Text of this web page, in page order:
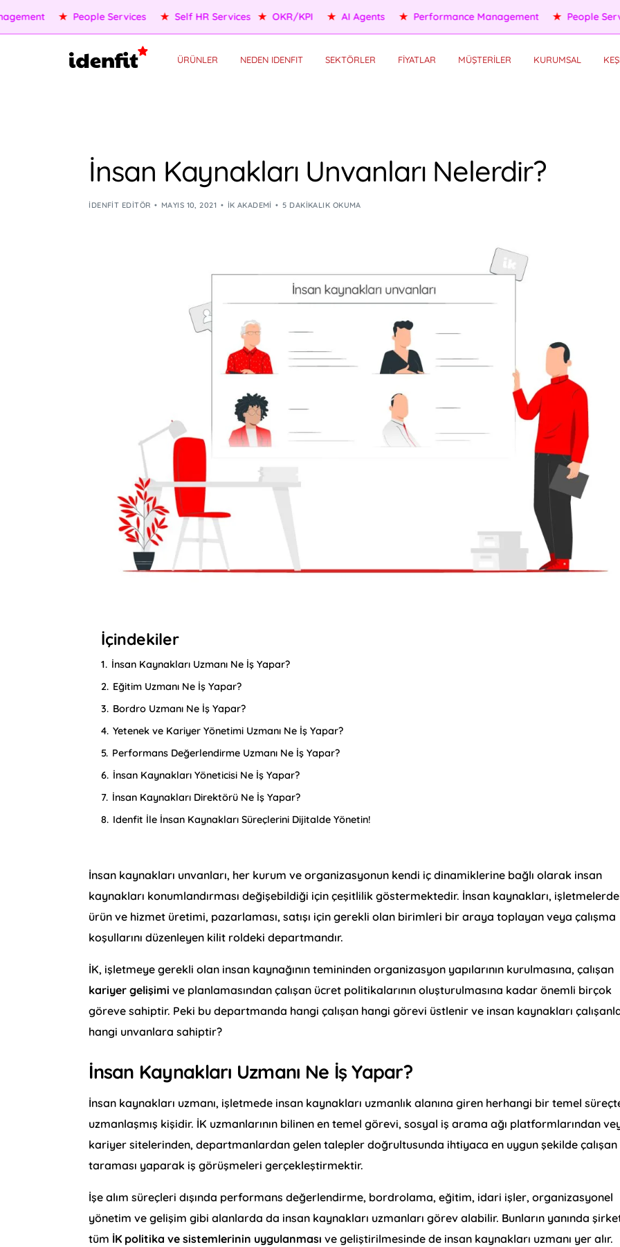
OKR/KPI ★ AI Agents ★ Performance Management ★ People Services Self HR Services ★ OKR/KPI ★ AI Agents
ÜRÜNLER NEDEN IDENFIT SEKTÖRLER FİYATLAR MÜŞTERİLER KURUMSAL
İnsan Kaynakları Unvanları Nelerdir?
IDENFIT EDITÖR MAYIS 10, 2021 İK AKADEMI 5 DAKIKALIK OKUMA
İçindekiler
1. İnsan Kaynakları Uzmanı Ne İş Yapar?
2. Eğitim Uzmanı Ne İş Yapar?
3. Bordro Uzmanı Ne İş Yapar?
4. Yetenek ve Kariyer Yönetimi Uzmanı Ne İş Yapar?
5. Performans Değerlendirme Uzmanı Ne İş Yapar?
6. İnsan Kaynakları Yöneticisi Ne İş Yapar?
7. İnsan Kaynakları Direktörü Ne İş Yapar?
8. Idenfit İle İnsan Kaynakları Süreçlerini Dijitalde Yönetin!
İnsan kaynakları unvanları, her kurum ve organizasyonun kendi iç dinamiklerine bağlı olarak insan
kaynakları konumlandırması değişebildiği için çeşitlilik göstermektedir. İnsan kaynakları,
ürün ve hizmet üretimi, pazarlaması, satışı için gerekli olan birimleri bir araya toplayan veya çalışma
koşullarını düzenleyen kilit roldeki departmandır.
İK, işletmeye gerekli olan insan kaynağının temininden organizasyon yapılarının kurulmasına, çalışan
kariyer gelişimi ve planlamasından çalışan ücret politikalarının oluşturulmasına kadar önemli birçok
göreve sahiptir. Peki bu departmanda hangi çalışan hangi görevi üstlenir ve insan kaynakları
hangi unvanlara sahiptir?
İnsan Kaynakları Uzmanı Ne İş Yapar?
İnsan kaynakları uzmanı, işletmede insan kaynakları uzmanlık alanına giren herhangi bir temel
uzmanlaşmış kişidir. İK uzmanlarının bilinen en temel görevi, sosyal iş arama ağı platformlarından
kariyer sitelerinden, departmanlardan gelen talepler doğrultusunda ihtiyaca en uygun şekilde çalışan
taraması yaparak iş görüşmeleri gerçekleştirmektir.
İşe alım süreçleri dışında performans değerlendirme, bordrolama, eğitim, idari işler, organizasyonel
yönetim ve gelişim gibi alanlarda da insan kaynakları uzmanları görev alabilir. Bunların yanında
tüm İK politika ve sistemlerinin uygulanması ve geliştirilmesinde de insan kaynakları uzmanı yer alır.